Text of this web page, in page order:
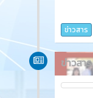
ข่าวสาร
ข่าวสาร